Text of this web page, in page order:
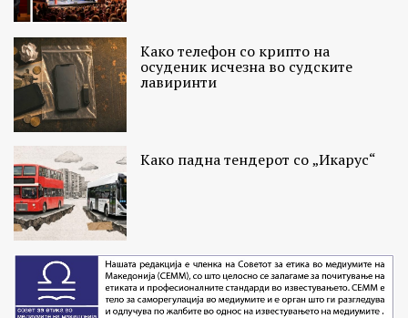
Како телефон со крипто на
осуденик исчезна во судските
лавиринти
Како падна тендерот со „Икарус“